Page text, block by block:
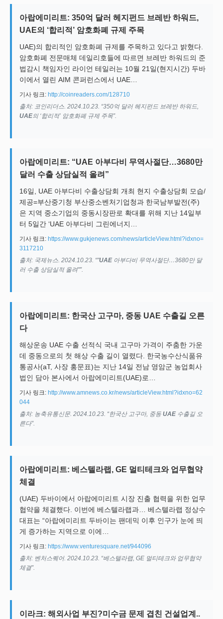
아랍에미리트: 350억 달러 헤지펀드 브레반 하워드,
UAE의 ‘합리적’ 암호화폐 규제 주목
UAE)의 합리적인 암호화폐 규제를 주목하고 있다고 밝혔다.
암호화폐 전문매체 데일리호들에 따르면 브레반 하워드의 준
법감시 책임자인 라이언 테일러는 10월 21일(현지시간) 두바
이에서 열린 AIM 콘퍼런스에서 UAE…
기사 링크: http://coinreaders.com/128710
출처: 코인리더스. 2024.10.23. “350억 달러 헤지펀드 브레반 하워드,
UAE의 ‘합리적’ 암호화폐 규제 주목”.
아랍에미리트: “UAE 아부다비 무역사절단…3680만
달러 수출 상담실적 올려”
16일, UAE 아부다비 수출상담회 개최 현지 수출상담회 모습/
제공=부산중기청 부산중소벤처기업청과 한국남부발전(주)
은 지역 중소기업의 중동시장판로 확대를 위해 지난 14일부
터 5일간 ‘UAE 아부다비 그린에너지…
기사 링크: https://www.gukjenews.com/news/articleView.html?idxno=
3117210
출처: 국제뉴스. 2024.10.23. “"UAE아부다비 무역사절단…3680만 달
러 수출 상담실적 올려"”.
아랍에미리트: 한국산 고구마, 중동 UAE 수출길 오른
다
해상운송 UAE 수출 선적식 국내 고구마 가격이 주춤한 가운
데 중동으로의 첫 해상 수출 길이 열렸다. 한국농수산식품유
통공사(aT, 사장 홍문표)는 지난 14일 전남 영암군 농업회사
법인 담아 본사에서 아랍에미리트(UAE)로…
기사 링크: http://www.amnews.co.kr/news/articleView.html?idxno=62
044
출처: 농축유통신문. 2024.10.23. “한국산 고구마, 중동 UAE수출길 오
른다”.
아랍에미리트: 베스텔라랩, GE 멀티테크와 업무협약
체결
(UAE) 두바이에서 아랍에미리트 시장 진출 협력을 위한 업무
협약을 체결했다. 이번에 베스텔라랩과… 베스텔라랩 정상수
대표는 “아랍에미리트 두바이는 팬데믹 이후 인구가 눈에 띄
게 증가하는 지역으로 이에…
기사 링크: https://www.venturesquare.net/944096
출처: 벤처스퀘어. 2024.10.23. “베스텔라랩, GE 멀티테크와 업무협약
체결”.
이라크: 해외사업 부진?미수금 문제 겹친 건설업계..